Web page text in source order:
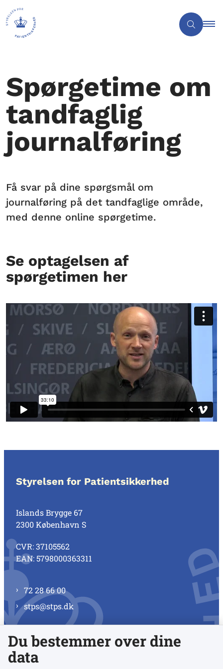
Spørgetime om
tandfaglig
journalføring
Få svar på dine spørgsmål om
journalføring på det tandfaglige område,
med denne online spørgetime.
Se optagelsen af
spørgetimen her
Styrelsen for Patientsikkerhed
Islands Brygge 67
2300 København S
CVR: 37105562
EAN: 5798000363311
72 28 66 00
stps@stps.dk
Se alle kontaktnumre
Du bestemmer over dine
data